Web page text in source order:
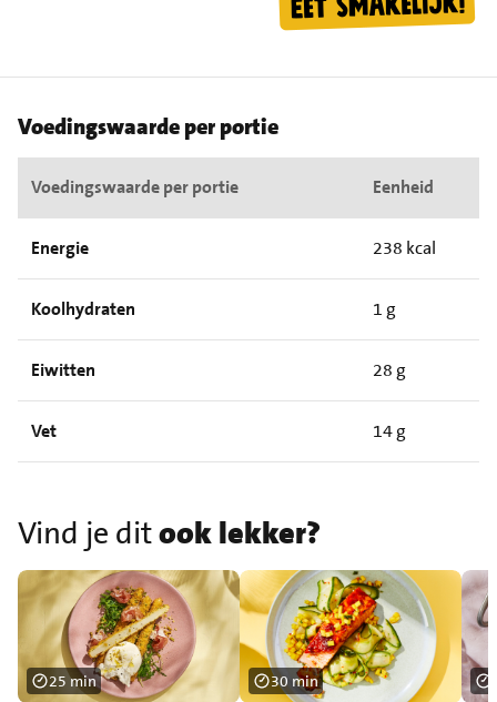
Voedingswaarde per portie
Voedingswaarde per portie Eenheid
Energie 238 kcal
Koolhydraten 1 g
Eiwitten 28 g
Vet 14 g
Vind je ditook lekker?
25 min 30 min